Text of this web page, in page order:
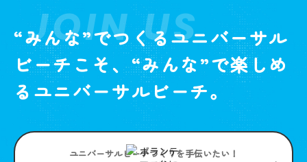
JOIN US
“みんな”でつくるユニバーサル
ビーチこそ、“みんな”で楽しめ
るユニバーサルビーチ。
ユニバーサルビーチつくりを手伝いたい！